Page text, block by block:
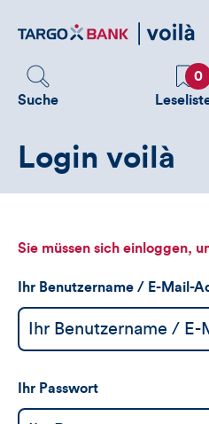
zum
Suche
0
Login voilà
Sie müssen sich einloggen,
Ihr Benutzername / E-Mail-
Ihr Passwort